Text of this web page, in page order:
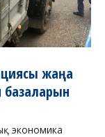
жаңа
базаларын
экономика